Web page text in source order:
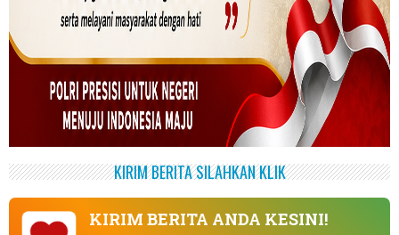
KIRIM BERITA SILAHKAN KLIK
KIRIM BERITA ANDA KESINI!